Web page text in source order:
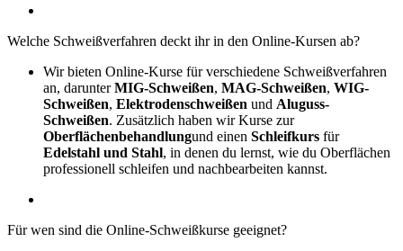
Welche Schweißverfahren deckt ihr in den Online-Kursen ab?
Wir bieten Online-Kurse für verschiedene Schweißverfahren
an, darunterMIG-Schweißen, MAG-Schweißen, WIG-
Schweißen, Elektrodenschweißen und Aluguss-
Schweißen. Zusätzlich haben wir Kurse zur
Oberflächenbehandlungund einen Schleifkurs für
Edelstahl und Stahl, in denen du lernst, wie du Oberflächen
professionell schleifen und nachbearbeiten kannst.
Für wen sind die Online-Schweißkurse geeignet?